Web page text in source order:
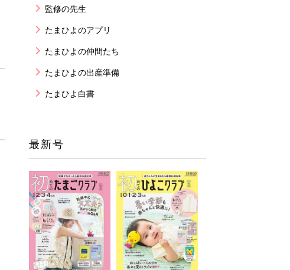
監修の先生
たまひよのアプリ
たまひよの仲間たち
たまひよの出産準備
たまひよ白書
最新号